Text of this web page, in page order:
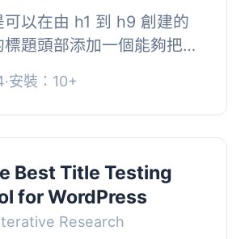
以在由 h1 到 h9 創建的
題頭部添加一個能夠把握
h1>, <h2>test<...
·安裝：10+
Best Title Testing
for WordPress
Research